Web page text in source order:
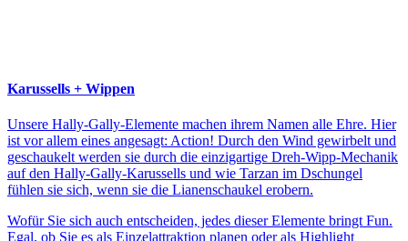
Karussells + Wippen
Unsere Hally-Gally-Elemente machen ihrem Namen alle Ehre. Hier
ist vor allem eines angesagt: Action! Durch den Wind gewirbelt und
geschaukelt werden sie durch die einzigartige Dreh-Wipp-Mechanik
auf den Hally-Gally-Karussells und wie Tarzan im Dschungel
fühlen sie sich, wenn sie die Lianenschaukel erobern.
Wofür Sie sich auch entscheiden, jedes dieser Elemente bringt Fun.
Egal, ob Sie es als Einzelattraktion planen oder als Highlight